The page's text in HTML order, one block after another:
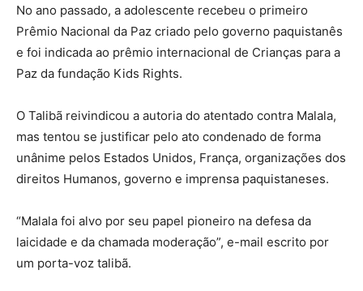
No ano passado, a adolescente recebeu o primeiro
Prêmio Nacional da Paz criado pelo governo paquistanês
e foi indicada ao prêmio internacional de Crianças para a
Paz da fundação Kids Rights.
O Talibã reivindicou a autoria do atentado contra Malala,
mas tentou se justificar pelo ato condenado de forma
unânime pelos Estados Unidos, França, organizações dos
direitos Humanos, governo e imprensa paquistaneses.
“Malala foi alvo por seu papel pioneiro na defesa da
laicidade e da chamada moderação”, e-mail escrito por
um porta-voz talibã.